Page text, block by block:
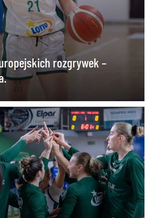
rozgrywek –